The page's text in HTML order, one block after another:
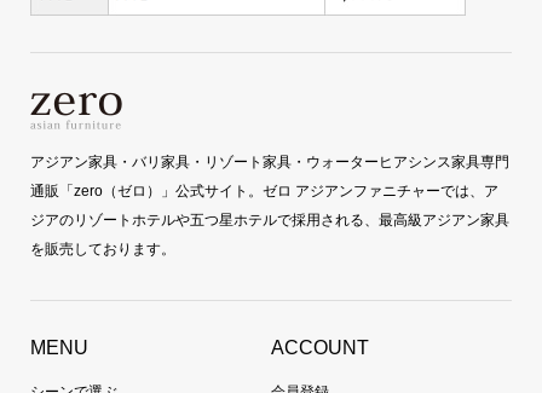
アジアン家具・バリ家具・リゾート家具・ウォーターヒアシンス家具専門
通販「zero（ゼロ）」公式サイト。ゼロ アジアンファニチャーでは、ア
ジアのリゾートホテルや五つ星ホテルで採用される、最高級アジアン家具
を販売しております。
MENU ACCOUNT